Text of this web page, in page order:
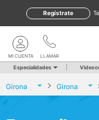
Regístrate
LLAMAR
MI CUENTA
Especialidades
Girona Girona